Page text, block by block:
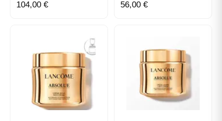
Testado sob controlo oftalmológico, Bi-Facil Clean &
Care é adequado para olhos sensíveis e para
TEXTURA
Textura bifásica não pegajosa com acabamento não
oleoso.
104,00 € 56,00 €